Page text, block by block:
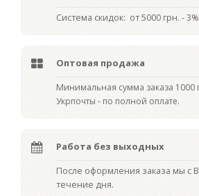
Система скидок: от 5000 грн. -
Оптовая продажа
Минимальная сумма заказа 1000
Укрпочты - по полной оплате.
Работа без выходных
После оформления заказа мы с
течение дня.